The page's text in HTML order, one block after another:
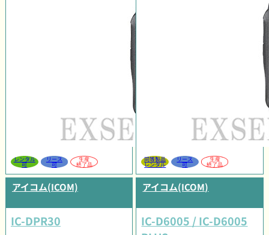
レンタル
可
リース
可
生産
終了品
同等製品
レンタル
リース
可
生産
終了品
アイコム(ICOM)
IC-DPR30
アイコム(ICOM)
IC-D6005 / IC-D6005